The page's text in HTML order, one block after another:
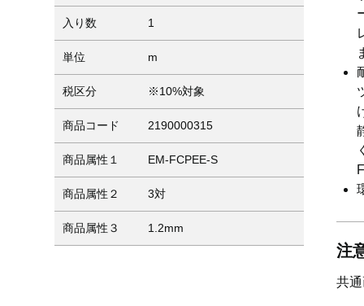
入り数 1
単位 m
税区分 ※10%対象
商品コード 2190000315
商品属性１ EM-FCPEE-S
商品属性２ 3対
商品属性３ 1.2mm
注
共